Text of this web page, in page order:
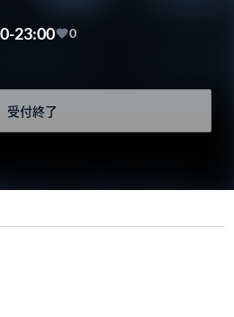
23:00 0
受付終了